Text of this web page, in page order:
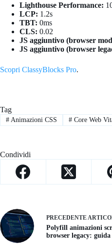
Lighthouse Performance:
LCP: 1.2s
TBT: 0ms
CLS: 0.02
JS aggiuntivo (browser
JS aggiuntivo (browser
Scopri ClassyBlocks Pro.
Tag
#Animazioni CSS #Core Web
Condividi
PRECEDENTE
Polyfill animazioni
browser legacy: guida